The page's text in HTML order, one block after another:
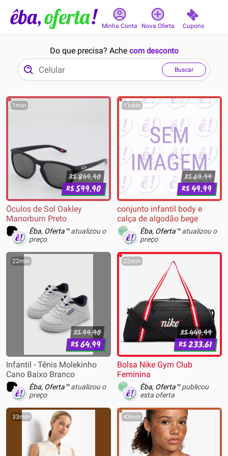
Minha Conta Nova Oferta Cupons
Do que precisa? Ache com desconto
Buscar
1min
R$849.90
R$599.90
Óculos de Sol Oakley
Manorburn Preto
Êba, Oferta™atualizou o
preço
11min
R$69.99
R$49.99
conjunto infantil body e
calça de algodão bege
Êba, Oferta™atualizou o
preço
22min
R$99.90
R$64.99
Infantil - Tênis Molekinho
Cano Baixo Branco
Êba, Oferta™atualizou o
preço
22min
R$449.99
R$233.61
Bolsa Nike Gym Club
Feminina
Êba, Oferta™publicou
esta oferta
33min 43min